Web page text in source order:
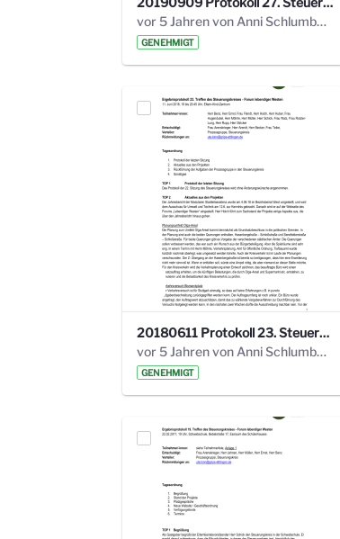
vor 5 Jahren von Anni Schlumberger
GENEHMIGT
20180611 Protokoll 23. Steuerungskreis.pdf
vor 5 Jahren von Anni Schlumberger
GENEHMIGT